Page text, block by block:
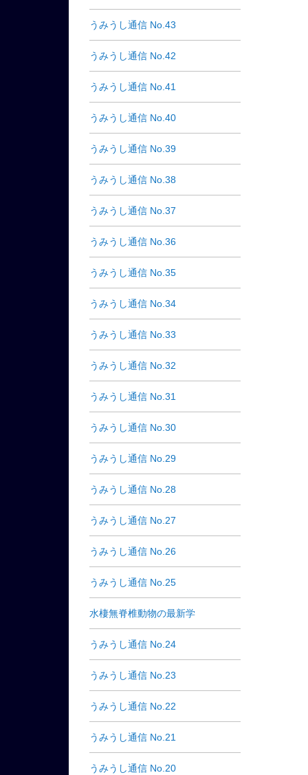
うみうし通信 No.43
うみうし通信 No.42
うみうし通信 No.41
うみうし通信 No.40
うみうし通信 No.39
うみうし通信 No.38
うみうし通信 No.37
うみうし通信 No.36
うみうし通信 No.35
うみうし通信 No.34
うみうし通信 No.33
うみうし通信 No.32
うみうし通信 No.31
うみうし通信 No.30
うみうし通信 No.29
うみうし通信 No.28
うみうし通信 No.27
うみうし通信 No.26
うみうし通信 No.25
水棲無脊椎動物の最新学
うみうし通信 No.24
うみうし通信 No.23
うみうし通信 No.22
うみうし通信 No.21
うみうし通信 No.20